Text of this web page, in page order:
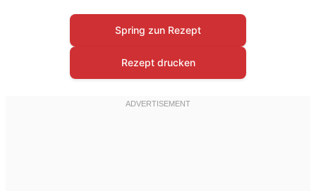
Spring zun Rezept
Rezept drucken